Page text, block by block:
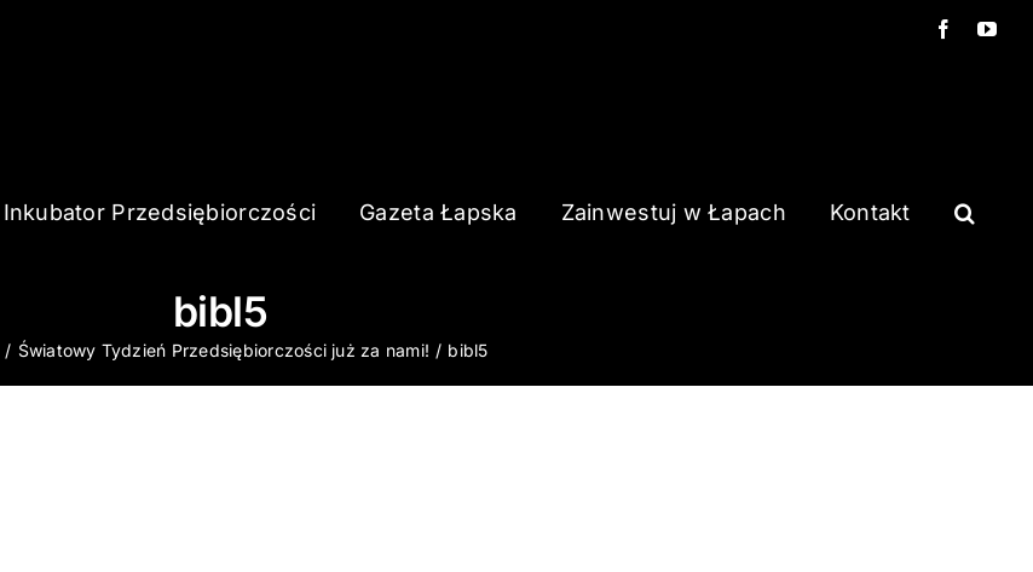
Facebook
Inkubator Przedsiębiorczości Gazeta Łapska Zainwestuj w Łapach Kontakt
bibl5
Światowy Tydzień Przedsiębiorczości już za nami! bibl5